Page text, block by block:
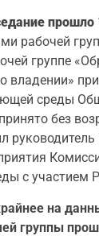
прошло
рабочей
группе
владении»
среды
без
с участием
на
группы